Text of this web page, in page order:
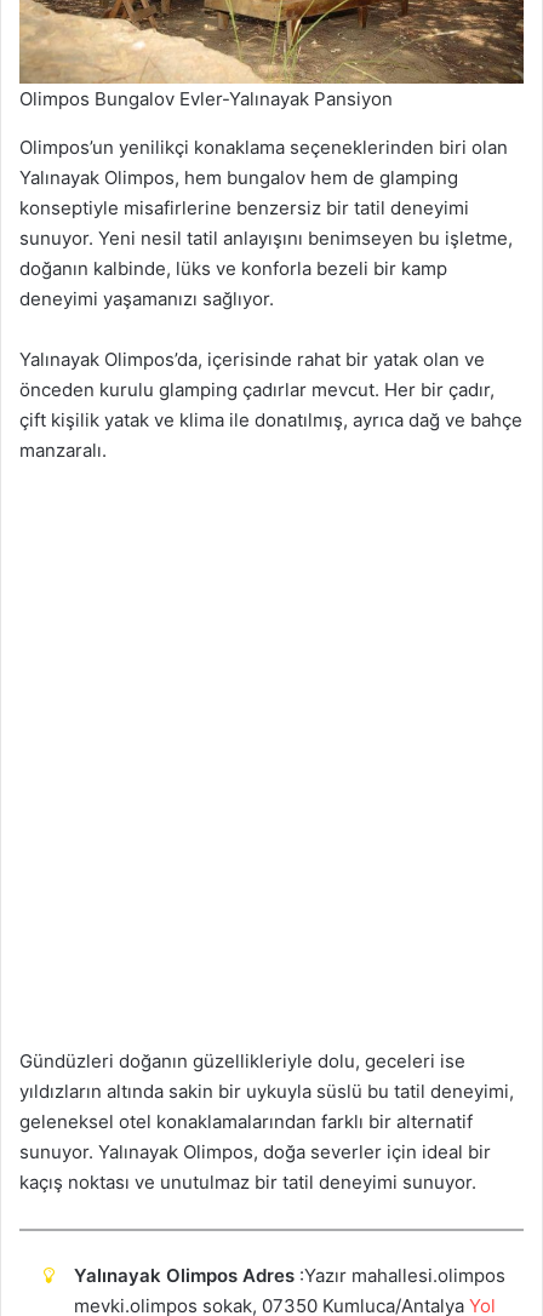
Olimpos Bungalov Evler-Yalınayak Pansiyon
Olimpos’un yenilikçi konaklama seçeneklerinden biri olan
Yalınayak Olimpos, hem bungalov hem de glamping
konseptiyle misafirlerine benzersiz bir tatil deneyimi
sunuyor. Yeni nesil tatil anlayışını benimseyen bu işletme,
doğanın kalbinde, lüks ve konforla bezeli bir kamp
deneyimi yaşamanızı sağlıyor.
Yalınayak Olimpos’da, içerisinde rahat bir yatak olan ve
önceden kurulu glamping çadırlar mevcut. Her bir çadır,
çift kişilik yatak ve klima ile donatılmış, ayrıca dağ ve bahçe
manzaralı.
Gündüzleri doğanın güzellikleriyle dolu, geceleri ise
yıldızların altında sakin bir uykuyla süslü bu tatil deneyimi,
geleneksel otel konaklamalarından farklı bir alternatif
sunuyor. Yalınayak Olimpos, doğa severler için ideal bir
kaçış noktası ve unutulmaz bir tatil deneyimi sunuyor.
Yalınayak Olimpos Adres :Yazır mahallesi.olimpos
mevki.olimpos sokak, 07350 Kumluca/Antalya Yol